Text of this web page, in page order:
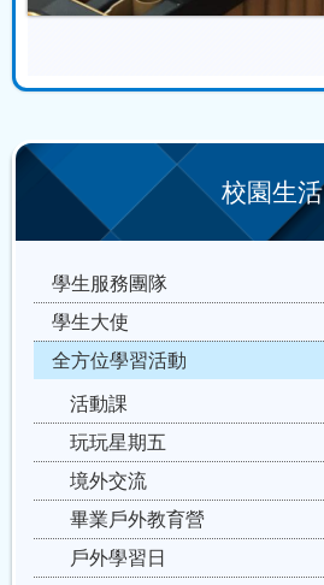
校園生活
學生服務團隊
學生大使
全方位學習活動
活動課
玩玩星期五
境外交流
畢業戶外教育營
戶外學習日